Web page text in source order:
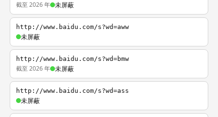
截至 2026 年 未屏蔽
http://www.baidu.com/s?wd=aww
未屏蔽
http://www.baidu.com/s?wd=bmw
截至 2026 年 未屏蔽
http://www.baidu.com/s?wd=ass
未屏蔽